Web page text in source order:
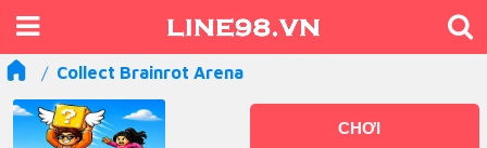
Collect Brainrot Arena
CHƠI